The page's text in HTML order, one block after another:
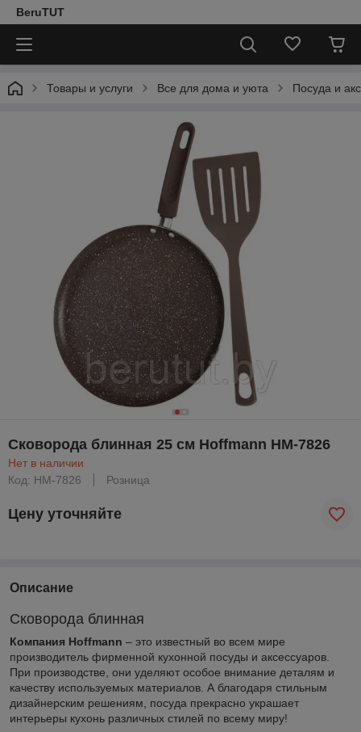
BeruTUT
Товары и услуги Все для дома и уюта Посуда и
Сковорода блинная 25 см Hoffmann HM-7826
Нет в наличии
Код: HM-7826
Розница
Цену уточняйте
Описание
Сковорода блинная
Компания Hoffmann – это известный во всем мире
производитель фирменной кухонной посуды и аксессуаров.
При производстве, они уделяют особое внимание деталям и
качеству используемых материалов. А благодаря стильным
дизайнерским решениям, посуда прекрасно украшает
интерьеры кухонь различных стилей по всему миру!